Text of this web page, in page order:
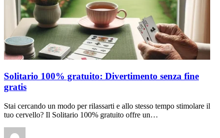
Solitario 100% gratuito: Divertimento senza fine
gratis
Stai cercando un modo per rilassarti e allo stesso tempo stimolare il
tuo cervello? Il Solitario 100% gratuito offre un…